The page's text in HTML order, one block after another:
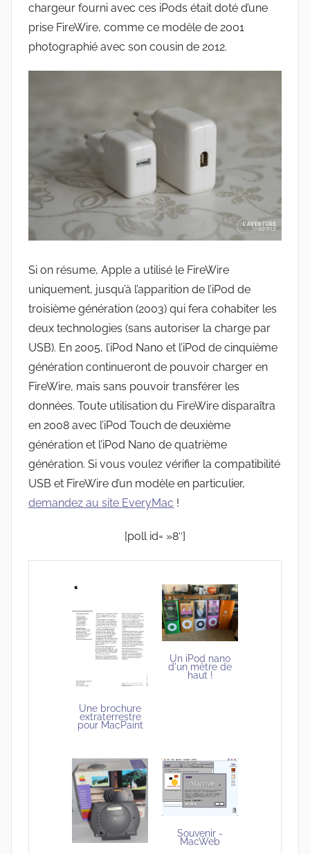
chargeur fourni avec ces iPods était doté d’une
prise FireWire, comme ce modèle de 2001
photographié avec son cousin de 2012.
Si on résume, Apple a utilisé le FireWire
uniquement, jusqu’à l’apparition de l’iPod de
troisième génération (2003) qui fera cohabiter les
deux technologies (sans autoriser la charge par
USB). En 2005, l’iPod Nano et l’iPod de cinquième
génération continueront de pouvoir charger en
FireWire, mais sans pouvoir transférer les
données. Toute utilisation du FireWire disparaîtra
en 2008 avec l’iPod Touch de deuxième
génération et l’iPod Nano de quatrième
génération. Si vous voulez vérifier la compatibilité
USB et FireWire d’un modèle en particulier,
demandez au site EveryMac !
[poll id= »8″]
Une brochure
extraterrestre
pour MacPaint
Un iPod nano
d'un mètre de
haut !
Souvenir -
MacWeb